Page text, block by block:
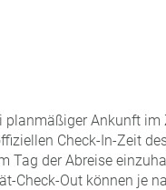
planmäßiger Ankunft
Check-In-Zeit
Tag der Abreise
Check-Out können je